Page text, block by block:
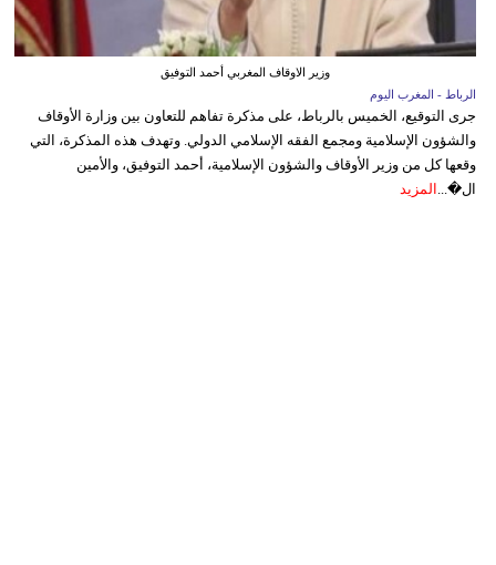
وزير الاوقاف المغربي أحمد التوفيق
الرباط - المغرب اليوم
جرى التوقيع، الخميس بالرباط، على مذكرة تفاهم للتعاون بين وزارة الأوقاف
والشؤون الإسلامية ومجمع الفقه الإسلامي الدولي. وتهدف هذه المذكرة، التي
وقعها كل من وزير الأوقاف والشؤون الإسلامية، أحمد التوفيق، والأمين
ال�... المزيد